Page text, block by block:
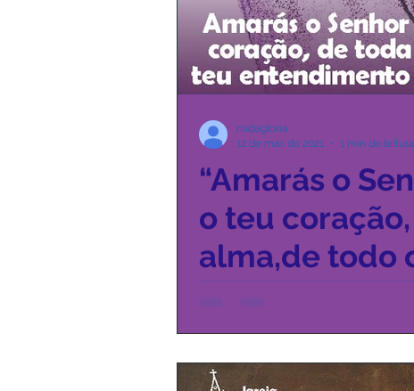
Padre Godofredo Padre
“Amarás o
o teu
alma,de todo
nsdagloria
12 de mar. de 2021
1 min de leitura